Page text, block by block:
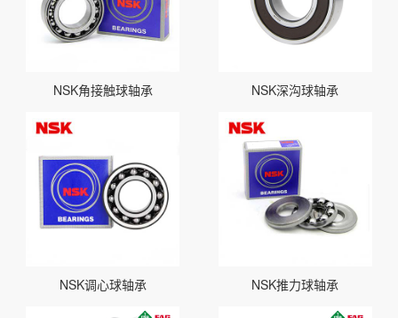
NSK角接触球轴承 NSK深沟球轴承
NSK调心球轴承 NSK推力球轴承